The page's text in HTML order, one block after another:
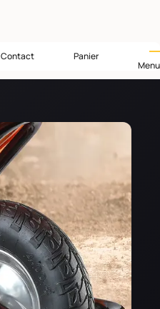
Contact Panier
Menu